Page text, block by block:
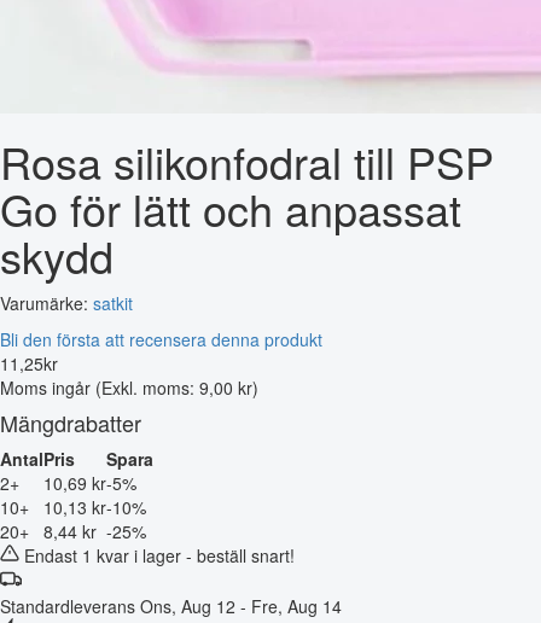
Rosa silikonfodral till PSP
Go för lätt och anpassat
skydd
Varumärke: satkit
Bli den första att recensera denna produkt
11 ,25kr
Moms ingår (Exkl. moms: 9,00 kr)
Mängdrabatter
AntalPris
Spara
2+
10,69 kr-5%
10+
10,13 kr-10%
20+ 8,44 kr -25%
Endast 1 kvar i lager - beställ snart!
Standardleverans Ons, Aug 12 - Fre, Aug 14